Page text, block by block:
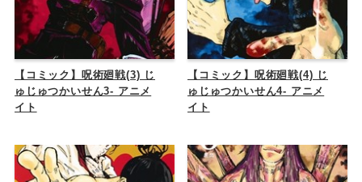
【コミック】呪術廻戦(3) じ
ゅじゅつかいせん3- アニメ
イト
【コミック】呪術廻戦(4) じ
ゅじゅつかいせん4- アニメ
イト